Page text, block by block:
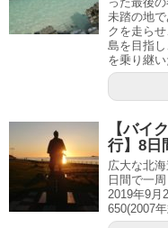
未踏の地
クを走ら
島を目指
を乗り継
【バイ
行】8日
広大な北
日間で一
2019年9月
650(2007